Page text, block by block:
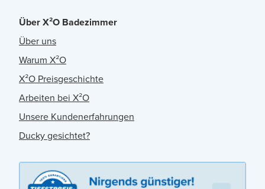
Über X²O Badezimmer
Über uns
Warum X²O
X²O Preisgeschichte
Arbeiten bei X²O
Unsere Kundenerfahrungen
Ducky gesichtet?